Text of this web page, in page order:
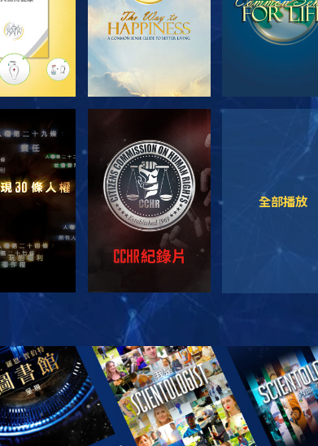
觀看 觀看
觀看 探索系列節目
全部播放